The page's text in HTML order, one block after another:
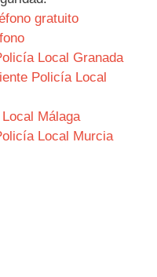
gratuito
Local Granada
Policía Local
Málaga
Local Murcia